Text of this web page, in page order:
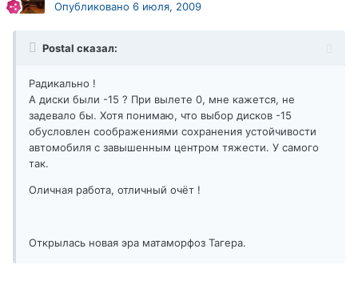
Опубликовано 6 июля, 2009
Postal сказал:
Радикально !
А диски были -15 ? При вылете 0, мне кажется, не
задевало бы. Хотя понимаю, что выбор дисков -15
обусловлен соображениями сохранения устойчивости
автомобиля с завышенным центром тяжести. У самого
так.
Оличная работа, отличный очёт !
Открылась новая эра матаморфоз Тагера.